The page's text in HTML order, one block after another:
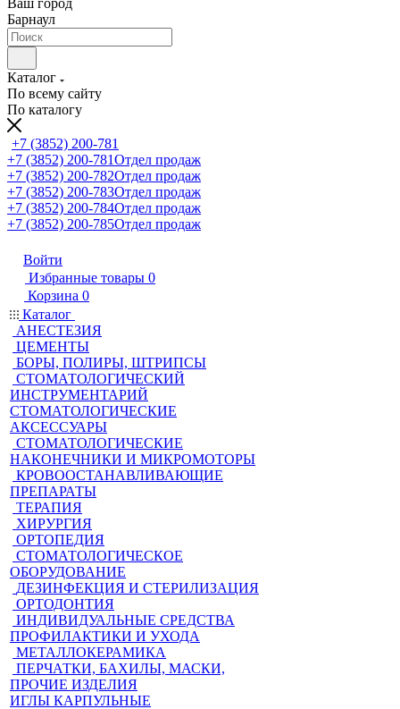
Ваш город
Барнаул
Каталог
По всему сайту
По каталогу
+7 (3852) 200-781
+7 (3852) 200-781Отдел продаж
+7 (3852) 200-782Отдел продаж
+7 (3852) 200-783Отдел продаж
+7 (3852) 200-784Отдел продаж
+7 (3852) 200-785Отдел продаж
Войти
Избранные товары 0
Корзина 0
Каталог
АНЕСТЕЗИЯ
ЦЕМЕНТЫ
БОРЫ, ПОЛИРЫ, ШТРИПСЫ
СТОМАТОЛОГИЧЕСКИЙ
ИНСТРУМЕНТАРИЙ
СТОМАТОЛОГИЧЕСКИЕ
АКСЕССУАРЫ
СТОМАТОЛОГИЧЕСКИЕ
НАКОНЕЧНИКИ И МИКРОМОТОРЫ
КРОВООСТАНАВЛИВАЮЩИЕ
ПРЕПАРАТЫ
ТЕРАПИЯ
ХИРУРГИЯ
ОРТОПЕДИЯ
СТОМАТОЛОГИЧЕСКОЕ
ОБОРУДОВАНИЕ
ДЕЗИНФЕКЦИЯ И СТЕРИЛИЗАЦИЯ
ОРТОДОНТИЯ
ИНДИВИДУАЛЬНЫЕ СРЕДСТВА
ПРОФИЛАКТИКИ И УХОДА
МЕТАЛЛОКЕРАМИКА
ПЕРЧАТКИ, БАХИЛЫ, МАСКИ,
ПРОЧИЕ ИЗДЕЛИЯ
ИГЛЫ КАРПУЛЬНЫЕ